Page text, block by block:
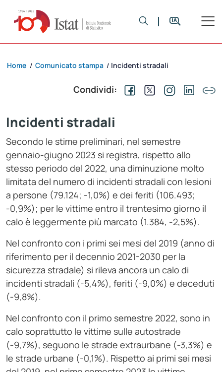
Home / Comunicato stampa / Incidenti stradali
Condividi:
Incidenti stradali
Secondo le stime preliminari, nel semestre
gennaio-giugno 2023 si registra, rispetto allo
stesso periodo del 2022, una diminuzione molto
limitata del numero di incidenti stradali con lesioni
a persone (79.124; -1,0%) e dei feriti (106.493;
-0,9%); per le vittime entro il trentesimo giorno il
calo è leggermente più marcato (1.384, -2,5%).
Nel confronto con i primi sei mesi del 2019 (anno di
riferimento per il decennio 2021-2030 per la
sicurezza stradale) si rileva ancora un calo di
incidenti stradali (-5,4%), feriti (-9,0%) e deceduti
(-9,8%).
Nel confronto con il primo semestre 2022, sono in
calo soprattutto le vittime sulle autostrade
(-9,7%), seguono le strade extraurbane (-3,3%) e
le strade urbane (-0,1%). Rispetto ai primi sei mesi